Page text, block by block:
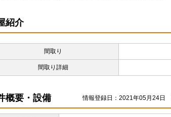
紹介
間取り
間取り詳細
概要・設備 情報登録日：2021年05月24日